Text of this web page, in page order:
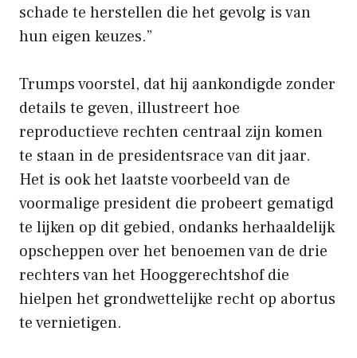
schade te herstellen die het gevolg is van
hun eigen keuzes.”
Trumps voorstel, dat hij aankondigde zonder
details te geven, illustreert hoe
reproductieve rechten centraal zijn komen
te staan ​​in de presidentsrace van dit jaar.
Het is ook het laatste voorbeeld van de
voormalige president die probeert gematigd
te lijken op dit gebied, ondanks herhaaldelijk
opscheppen over het benoemen van de drie
rechters van het Hooggerechtshof die
hielpen het grondwettelijke recht op abortus
te vernietigen.